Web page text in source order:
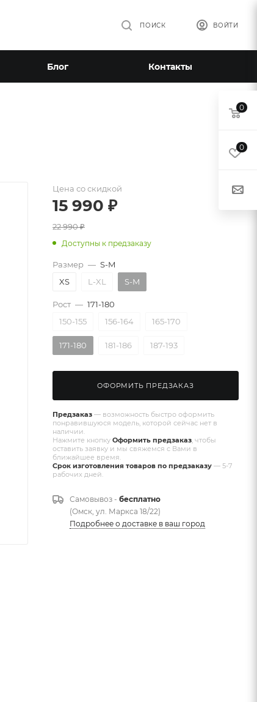
ВОЙТИ
ПОИСК
Блог Контакты
Цена со скидкой
15 990 ₽
22 990₽
Доступны к предзаказу
Размер — S-M
XS
L-XL S-M
Рост — 171-180
150-155
156-164 165-170
171-180 181-186 187-193
ОФОРМИТЬ ПРЕДЗАКАЗ
Предзаказ — возможность быстро оформить
понравившуюся модель, которой сейчас нет в
наличии.
Нажмите кнопку Оформить предзаказ , чтобы
оставить заявку и мы свяжемся с Вами в
ближайшее время.
Срок изготовления товаров по предзаказу — 5-7
рабочих дней.
Самовывоз - бесплатно
(Омск, ул. Маркса 18/22)
Подробнее о доставке в ваш город
0
0